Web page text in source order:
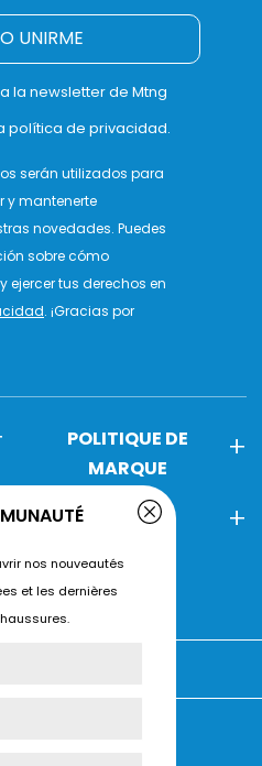
UNIRME
la newsletter de Mtng
política de privacidad.
serán utilizados para
y mantenerte
novedades. Puedes
sobre cómo
tus derechos en
. ¡Gracias por
POLITIQUE DE
MARQUE
CONTACT
nos nouveautés
et les dernières